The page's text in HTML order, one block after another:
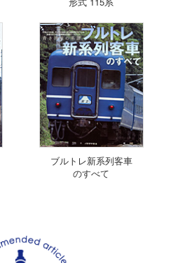
ブルトレ新系列客車
のすべて